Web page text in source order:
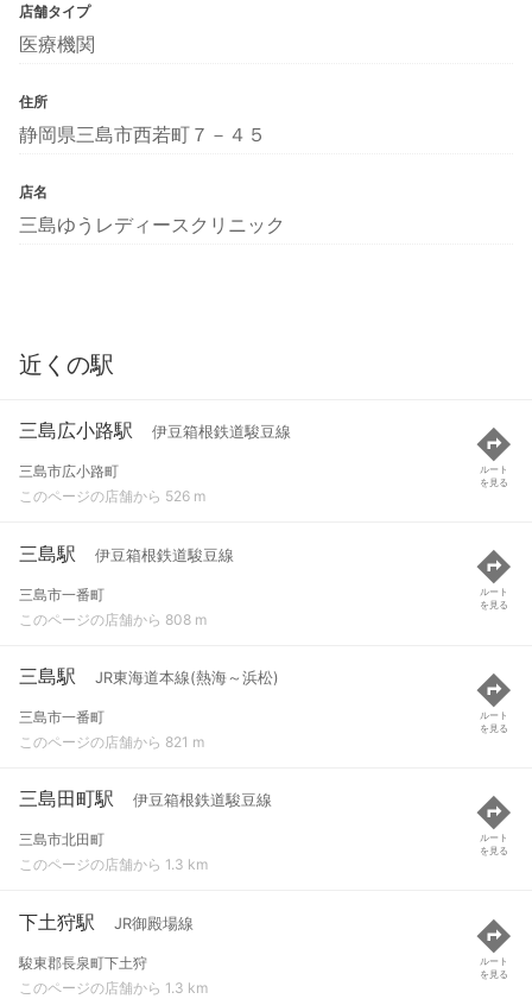
店舗タイプ
医療機関
住所
静岡県三島市西若町７－４５
店名
三島ゆうレディースクリニック
近くの駅
三島広小路駅 伊豆箱根鉄道駿豆線
三島市広小路町
このページの店舗から 526 m
ルート
を見る
三島駅 伊豆箱根鉄道駿豆線
三島市一番町
このページの店舗から 808 m
ルート
を見る
三島駅 JR東海道本線(熱海～浜松)
三島市一番町
このページの店舗から 821 m
ルート
を見る
三島田町駅 伊豆箱根鉄道駿豆線
三島市北田町
このページの店舗から 1.3 km
ルート
を見る
下土狩駅 JR御殿場線
駿東郡長泉町下土狩
このページの店舗から 1.3 km
ルート
を見る